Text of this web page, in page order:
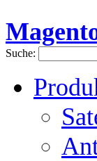
Suche: